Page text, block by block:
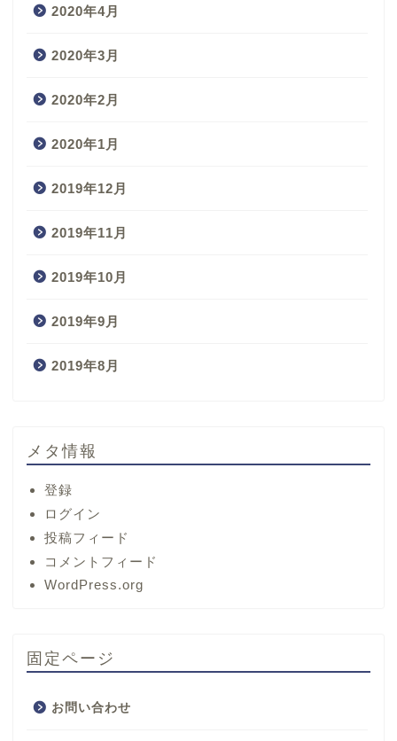
2020年4月
2020年3月
2020年2月
2020年1月
2019年12月
2019年11月
2019年10月
2019年9月
2019年8月
メタ情報
登録
ログイン
投稿フィード
コメントフィード
WordPress.org
固定ページ
お問い合わせ
プロフィール